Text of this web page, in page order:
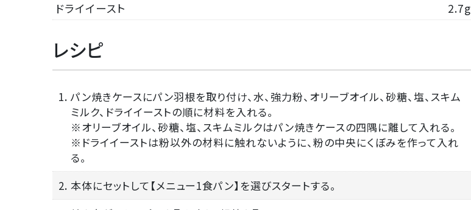
ドライイースト
2.7g
レシピ
1. パン焼きケースにパン羽根を取り付け、水、強力粉、オリーブオイル、砂糖、塩、スキム
ミルク、ドライイーストの順に材料を入れる。
※オリーブオイル、砂糖、塩、スキムミルクはパン焼きケースの四隅に離して入れる。
※ドライイーストは粉以外の材料に触れないように、粉の中央にくぼみを作って入れ
る。
2. 本体にセットして【メニュー1食パン】を選びスタートする。